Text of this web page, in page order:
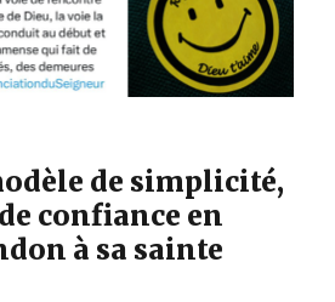
de simplicité,
confiance en
à sa sainte